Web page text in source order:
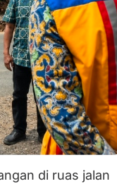
di ruas jalan